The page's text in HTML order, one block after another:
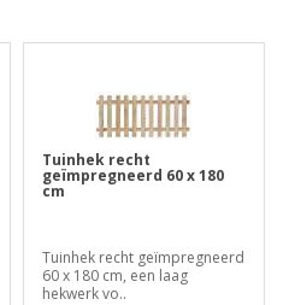
Tuinhek recht
geïmpregneerd 60 x 180
cm
Tuinhek recht geïmpregneerd
60 x 180 cm, een laag
hekwerk vo..